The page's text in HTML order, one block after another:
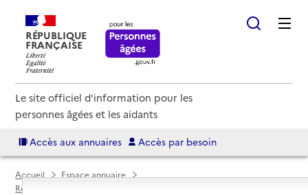
RÉPUBLIQUE
FRANÇAISE
Le site officiel d'information pour les
personnes âgées et les aidants
Accès aux annuaires Accès par besoin
Accueil
Espace annuaire
Résidences autonomie par département